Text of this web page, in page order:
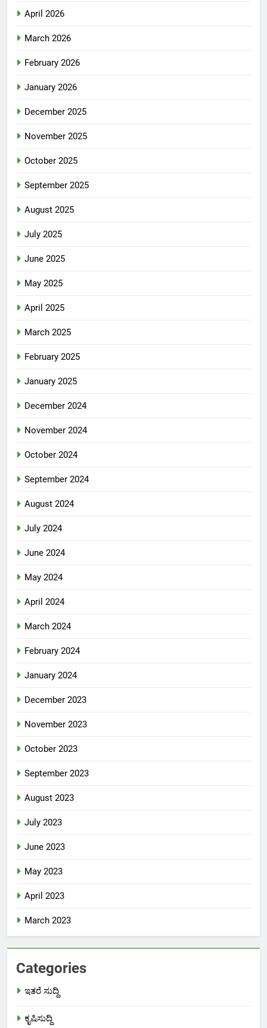
April 2026
March 2026
February 2026
January 2026
December 2025
November 2025
October 2025
September 2025
August 2025
July 2025
June 2025
May 2025
April 2025
March 2025
February 2025
January 2025
December 2024
November 2024
October 2024
September 2024
August 2024
July 2024
June 2024
May 2024
April 2024
March 2024
February 2024
January 2024
December 2023
November 2023
October 2023
September 2023
August 2023
July 2023
June 2023
May 2023
April 2023
March 2023
Categories
ಇತರೆ ಸುದ್ದಿ
ಕೃಷಿಸುದ್ದಿ